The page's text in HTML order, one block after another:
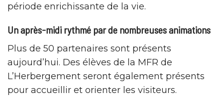
période enrichissante de la vie.
Un après-midi rythmé par de nombreuses animations
Plus de 50 partenaires sont présents
aujourd’hui. Des élèves de la MFR de
L’Herbergement seront également présents
pour accueillir et orienter les visiteurs.